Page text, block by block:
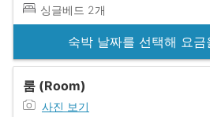
싱글베드 2개
숙박 날짜를 선택해 요금
룸 (Room)
사진 보기